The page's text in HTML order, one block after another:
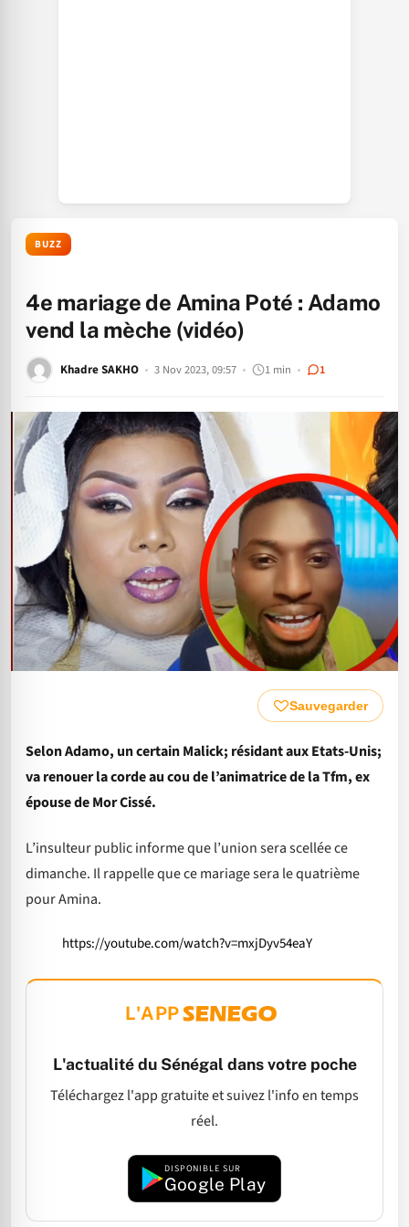
BUZZ
4e mariage de Amina Poté : Adamo
vend la mèche (vidéo)
Khadre SAKHO 3 Nov 2023, 09:57 1 min 1
Sauvegarder
Selon Adamo, un certain Malick; résidant aux Etats-Unis;
va renouer la corde au cou de l’animatrice de la Tfm, ex
épouse de Mor Cissé.
L’insulteur public informe que l’union sera scellée ce
dimanche. Il rappelle que ce mariage sera le quatrième
pour Amina.
https://youtube.com/watch?v=mxjDyv54eaY
L'APP
L'actualité du Sénégal dans votre poche
Téléchargez l'app gratuite et suivez l'info en temps
réel.
DISPONIBLE SUR
Google Play